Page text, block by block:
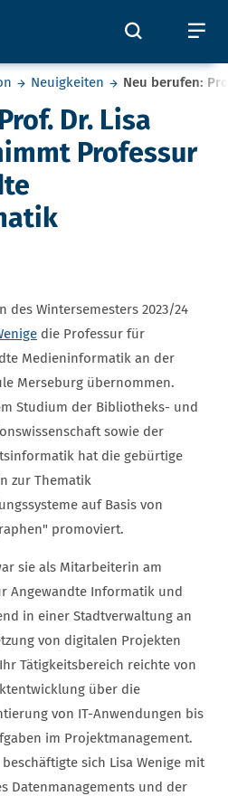
Öffnet
Neuigkeiten Neu berufen:
Dr. Lisa
Professur
des Wintersemesters 2023/24
die Professur für
Medieninformatik an der
Merseburg übernommen.
Studium der Bibliotheks- und
sowie der
hat die gebürtige
zur Thematik
auf Basis von
promoviert.
sie als Mitarbeiterin am
Angewandte Informatik und
in einer Stadtverwaltung an
von digitalen Projekten
Tätigkeitsbereich reichte von
über die
von IT-Anwendungen bis
im Projektmanagement.
sich Lisa Wenige mit
Datenmanagements und der